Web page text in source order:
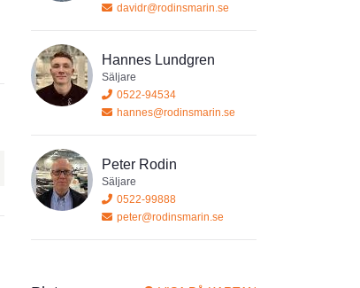
davidr@rodinsmarin.se
Hannes Lundgren
Säljare
0522-94534
hannes@rodinsmarin.se
Peter Rodin
Säljare
0522-99888
peter@rodinsmarin.se